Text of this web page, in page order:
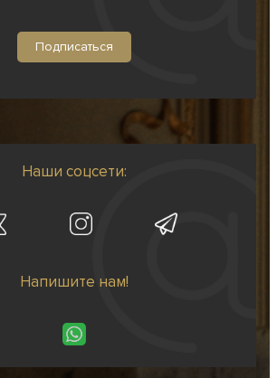
Наши соцсети:
Напишите нам!